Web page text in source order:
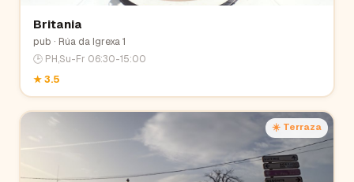
Britania
pub · Rúa da Igrexa 1
🕒 PH,Su-Fr 06:30-15:00
★3.5
☀️ Terraza